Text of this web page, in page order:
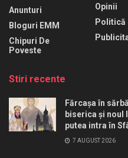
Anunturi
Bloguri EMM
Chipuri De
Poveste
Opinii
Politică
Stiri recente
Fărcașa în
biserica și noul
putea intra în
7 AUGUST 2026